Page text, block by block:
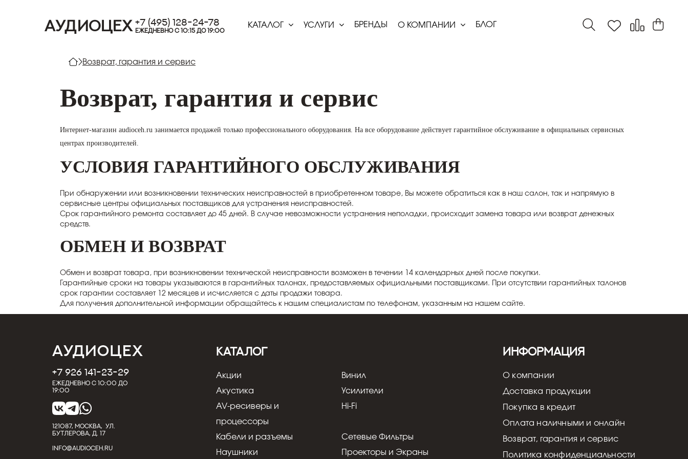
АУДИОЦЕХ +7 (495) 128-24-78
ЕЖЕДНЕВНО С 10:15 ДО 19:00
КАТАЛОГ УСЛУГИ БРЕНДЫ О КОМПАНИИ БЛОГ
Возврат, гарантия и сервис
Возврат, гарантия и сервис
Интернет-магазин audioceh.ru занимается продажей только профессионального оборудования. На все оборудование действует гарантийное обслуживание в официальных сервисных
центрах производителей.
УСЛОВИЯ ГАРАНТИЙНОГО ОБСЛУЖИВАНИЯ
При обнаружении или возникновении технических неисправностей в приобретенном товаре, Вы можете обратиться как в наш салон, так и напрямую в
сервисные центры официальных поставщиков для устранения неисправностей.
Срок гарантийного ремонта составляет до 45 дней. В случае невозможности устранения неполадки, происходит замена товара или возврат денежных
средств.
ОБМЕН И ВОЗВРАТ
Обмен и возврат товара, при возникновении технической неисправности возможен в течении 14 календарных дней после покупки.
Гарантийные сроки на товары указываются в гарантийных талонах, предоставляемых официальными поставщиками. При отсутствии гарантийных талонов
срок гарантии составляет 12 месяцев и исчисляется с даты продажи товара.
Для получения дополнительной информации обращайтесь к нашим специалистам по телефонам, указанным на нашем сайте.
+7 926 141-23-29
Ежедневно с 10:00 до
19:00
121087, МОСКВА, УЛ.
БУТЛЕРОВА, Д. 17
INFO@AUDIOCEH.RU
КАТАЛОГ
Акции
Винил
Акустика
Усилители
AV-ресиверы и
процессоры
Hi-Fi
Кабели и разъемы
Сетевые Фильтры
Наушники
Проекторы и Экраны
Информация
О компании
Доставка продукции
Покупка в кредит
Оплата наличными и онлайн
Возврат, гарантия и сервис
Политика конфиденциальности